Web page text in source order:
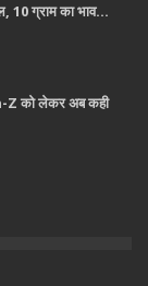
10 ग्राम का भाव…
Z को लेकर अब कही